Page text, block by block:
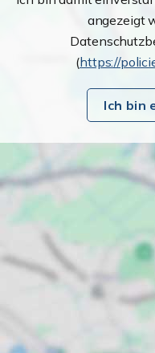
angezeigt
(https://
Ich bin